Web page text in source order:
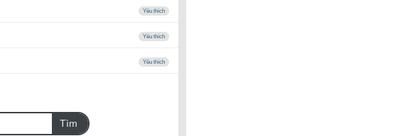
Yêu thích
Yêu thích
Yêu thích
Tìm